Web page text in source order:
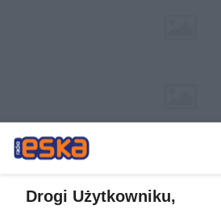
Drogi Użytkowniku,